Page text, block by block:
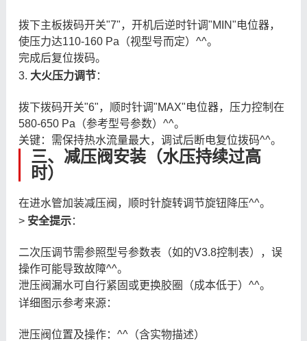
拨下主板拨码开关"7"，开机后逆时针调"MIN"电位器，
使压力达110-160 Pa（视型号而定）^^。
完成后复位拨码。
3. 大火压力调节：
拨下拨码开关"6"，顺时针调"MAX"电位器，压力控制在
580-650 Pa（参考型号参数）^^。
关键：需保持热水流量最大，调试后断电复位拨码^^。
三、减压阀安装（水压持续过高
时）
在进水管加装减压阀，顺时针旋转调节旋钮降压^^。
> 安全提示：
二次压调节需参照型号参数表（如的V3.8控制表），误
操作可能导致故障^^。
泄压阀漏水可自行紧固或更换胶圈（成本低于）^^。
详细图示参考来源：
泄压阀位置及操作：^^（含实物描述）